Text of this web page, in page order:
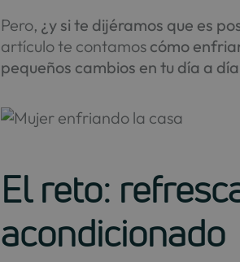
Pero, ¿y si te dijéramos que es
artículo te contamos cómo
pequeños cambios en tu día a
El reto:
acondicionado